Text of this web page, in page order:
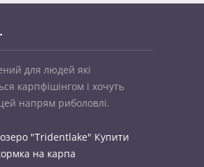
для людей які
карпфішінгом і хочуть
напрям риболовлі.
"Tridentlake" Купити
на карпа